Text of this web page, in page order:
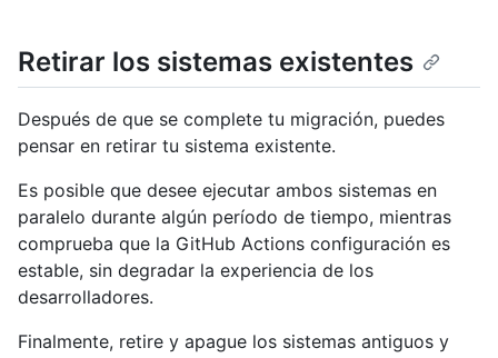
Retirar los sistemas existentes
Después de que se complete tu migración, puedes
pensar en retirar tu sistema existente.
Es posible que desee ejecutar ambos sistemas en
paralelo durante algún período de tiempo, mientras
comprueba que la GitHub Actions configuración es
estable, sin degradar la experiencia de los
desarrolladores.
Finalmente, retire y apague los sistemas antiguos y